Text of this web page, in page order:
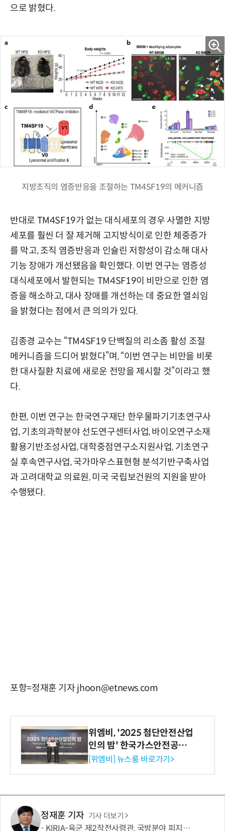
으로 밝혔다.
지방조직의 염증반응을 조절하는 TM4SF19의 메커니즘
반대로 TM4SF19가 없는 대식세포의 경우 사멸한 지방
세포를 훨씬 더 잘 제거해 고지방식이로 인한 체중증가
를 막고, 조직 염증반응과 인슐린 저항성이 감소해 대사
기능 장애가 개선됐음을 확인했다. 이번 연구는 염증성
대식세포에서 발현되는 TM4SF19이 비만으로 인한 염
증을 해소하고, 대사 장애를 개선하는 데 중요한 열쇠임
을 밝혔다는 점에서 큰 의의가 있다.
김종경 교수는 “TM4SF19 단백질의 리소좀 활성 조절
메커니즘을 드디어 밝혔다”며, “이번 연구는 비만을 비롯
한 대사질환 치료에 새로운 전망을 제시할 것”이라고 했
다.
한편, 이번 연구는 한국연구재단 한우물파기기초연구사
업, 기초의과학분야 선도연구센터사업, 바이오연구소재
활용기반조성사업, 대학중점연구소지원사업, 기초연구
실 후속연구사업, 국가마우스표현형 분석기반구축사업
과 고려대학교 의료원, 미국 국립보건원의 지원을 받아
수행됐다.
포항=정재훈 기자 jhoon@etnews.com
위엠비, '2025 첨단안전산업
인의 밤' 한국가스안전공사
사장상 수상
[위엠비] 뉴스룸 바로가기>
정재훈 기자 기사 더보기
KIRIA-육군 제2작전사령관, 국방분야 피지컬 AI기반 로봇전환 확산 간담회